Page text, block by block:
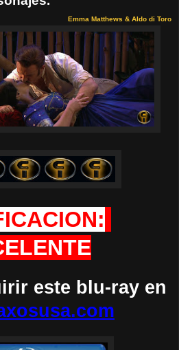
Emma Matthews & Aldo di Toro
este blu-ray en